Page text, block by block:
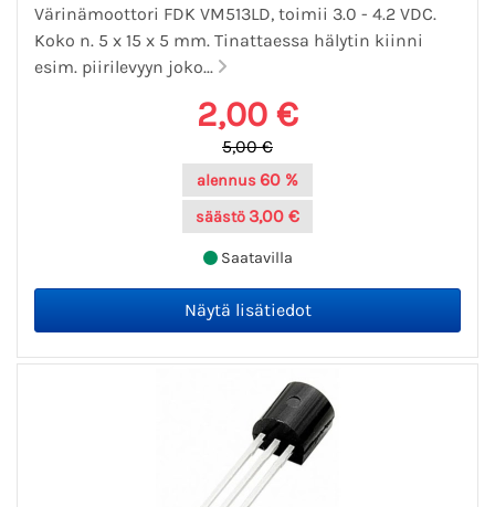
Värinämoottori FDK VM513LD, toimii 3.0 - 4.2 VDC.
Koko n. 5 x 15 x 5 mm. Tinattaessa hälytin kiinni
esim. piirilevyyn joko...
2,00 €
5,00 €
alennus60 %
säästö 3,00 €
Saatavilla